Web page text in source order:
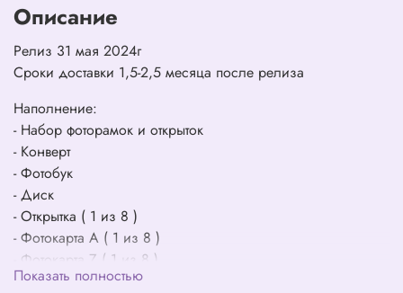
Описание
Релиз 31 мая 2024г
Сроки доставки 1,5-2,5 месяца после релиза
Наполнение:
- Набор фоторамок и открыток
- Конверт
- Фотобук
- Диск
- Открытка ( 1 из 8 )
- Фотокарта А ( 1 из 8 )
- Фотокарта Z ( 1 из 8 )
- Наклейки 2 шт
Показать полностью